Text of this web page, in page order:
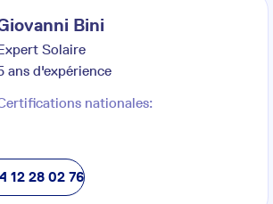
Bini
Solaire
ans d'expérience
nationales:
12 28 02 76